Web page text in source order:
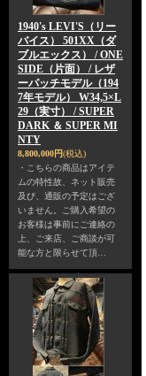
1940's LEVI'S（リー
バイス） 501XX（ダ
ブルエックス） / ONE
SIDE（片面） / レザ
ーパッチモデル（194
7年モデル） W34,5×L
29（実寸） / SUPER
DARK ＆ SUPER MI
NTY
8,800,000円(税込)
・こちらの商品はアイテ
ムの特性故、ネット販売
及び、通販の予定はござ
いません。ご購入希望の
お客様は事前にご連絡の
上、ご来店、ご商談が可
能な方と限らせて頂…